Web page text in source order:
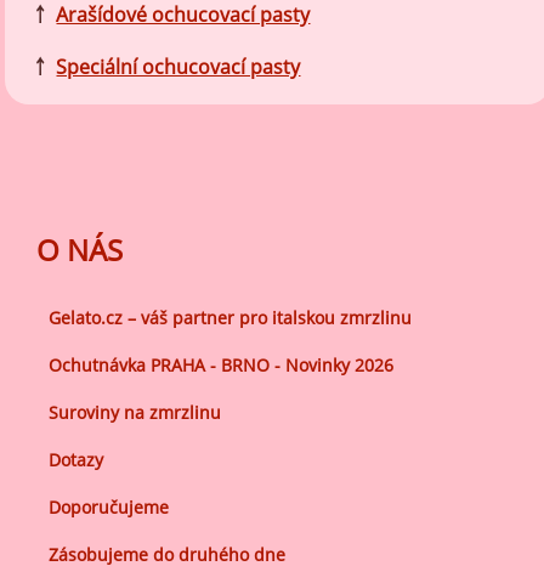
￪ Arašídové ochucovací pasty
￪ Speciální ochucovací pasty
O NÁS
Gelato.cz – váš partner pro italskou zmrzlinu
Ochutnávka PRAHA - BRNO - Novinky 2026
Suroviny na zmrzlinu
Dotazy
Doporučujeme
Zásobujeme do druhého dne